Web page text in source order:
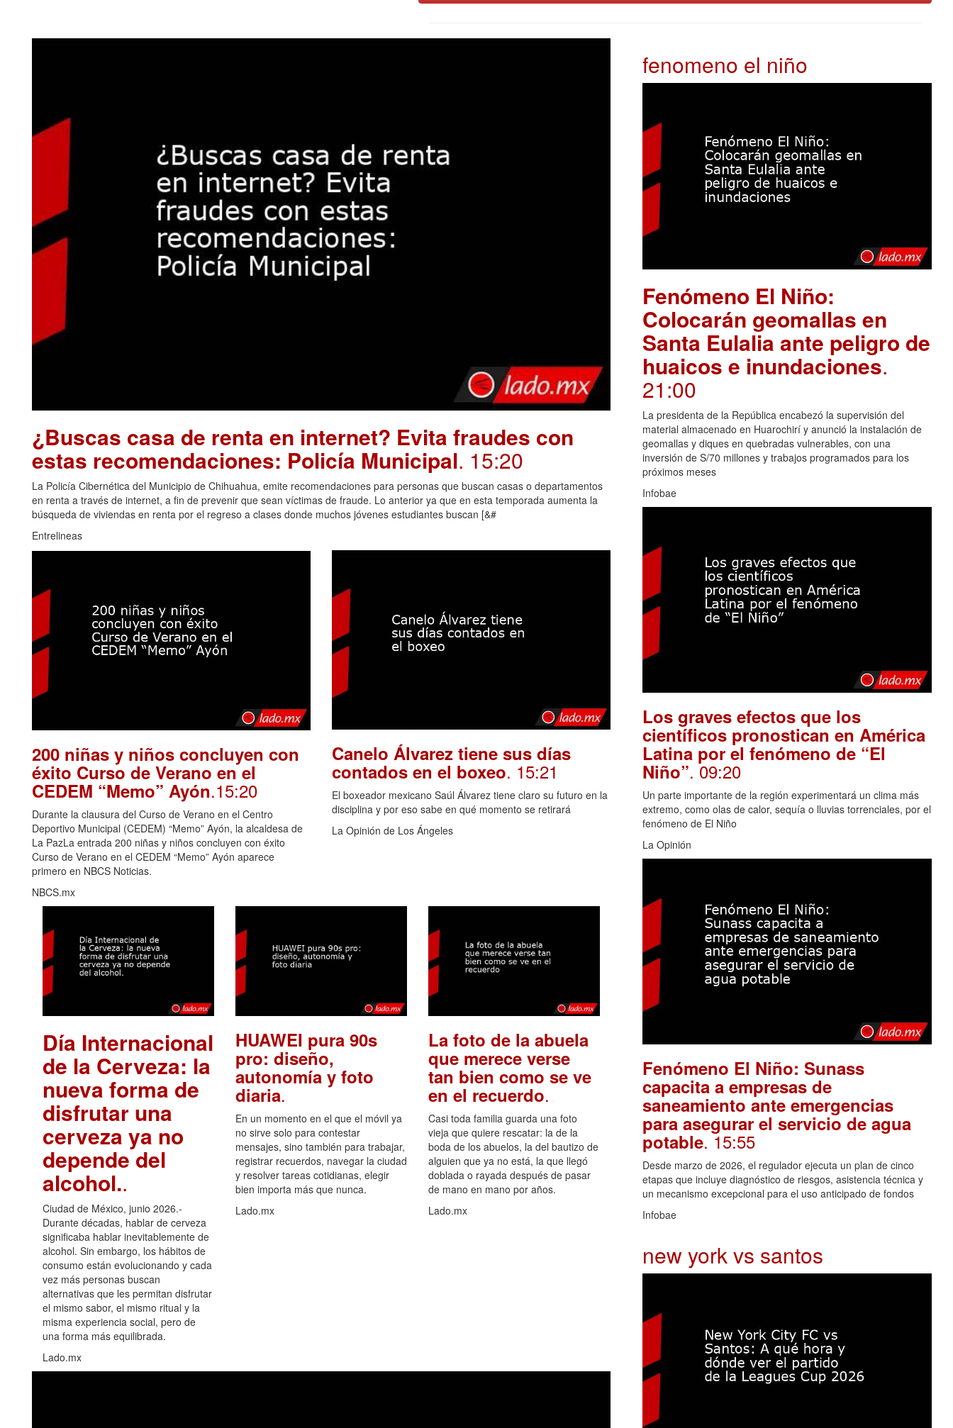
¿Buscas casa de renta en internet? Evita fraudes con
estas recomendaciones: Policía Municipal. 15:20
La Policía Cibernética del Municipio de Chihuahua, emite recomendaciones para personas que buscan casas o departamentos
en renta a través de internet, a fin de prevenir que sean víctimas de fraude. Lo anterior ya que en esta temporada aumenta la
búsqueda de viviendas en renta por el regreso a clases donde muchos jóvenes estudiantes buscan [&#
Entrelineas
200 niñas y niños concluyen con
éxito Curso de Verano en el
CEDEM “Memo” Ayón.15:20
Durante la clausura del Curso de Verano en el Centro
Deportivo Municipal (CEDEM) “Memo” Ayón, la alcaldesa de
La PazLa entrada 200 niñas y niños concluyen con éxito
Curso de Verano en el CEDEM “Memo” Ayón aparece
primero en NBCS Noticias.
NBCS.mx
Canelo Álvarez tiene sus días
contados en el boxeo. 15:21
El boxeador mexicano Saúl Álvarez tiene claro su futuro en la
disciplina y por eso sabe en qué momento se retirará
La Opinión de Los Ángeles
Día Internacional
de la Cerveza: la
nueva forma de
disfrutar una
cerveza ya no
depende del
alcohol..
Ciudad de México, junio 2026.-
Durante décadas, hablar de cerveza
significaba hablar inevitablemente de
alcohol. Sin embargo, los hábitos de
consumo están evolucionando y cada
vez más personas buscan
alternativas que les permitan disfrutar
el mismo sabor, el mismo ritual y la
misma experiencia social, pero de
una forma más equilibrada.
Lado.mx
HUAWEI pura 90s
pro: diseño,
autonomía y foto
diaria.
En un momento en el que el móvil ya
no sirve solo para contestar
mensajes, sino también para trabajar,
registrar recuerdos, navegar la ciudad
y resolver tareas cotidianas, elegir
bien importa más que nunca.
Lado.mx
La foto de la abuela
que merece verse
tan bien como se ve
en el recuerdo.
Casi toda familia guarda una foto
vieja que quiere rescatar: la de la
boda de los abuelos, la del bautizo de
alguien que ya no está, la que llegó
doblada o rayada después de pasar
de mano en mano por años.
Lado.mx
fenomeno el niño
Fenómeno El Niño:
Colocarán geomallas en
Santa Eulalia ante peligro de
huaicos e inundaciones.
21:00
La presidenta de la República encabezó la supervisión del
material almacenado en Huarochirí y anunció la instalación de
geomallas y diques en quebradas vulnerables, con una
inversión de S/70 millones y trabajos programados para los
próximos meses
Infobae
Los graves efectos que los
científicos pronostican en América
Latina por el fenómeno de “El
Niño”. 09:20
Un parte importante de la región experimentará un clima más
extremo, como olas de calor, sequía o lluvias torrenciales, por el
fenómeno de El Niño
La Opinión
Fenómeno El Niño: Sunass
capacita a empresas de
saneamiento ante emergencias
para asegurar el servicio de agua
potable. 15:55
Desde marzo de 2026, el regulador ejecuta un plan de cinco
etapas que incluye diagnóstico de riesgos, asistencia técnica y
un mecanismo excepcional para el uso anticipado de fondos
Infobae
new york vs santos